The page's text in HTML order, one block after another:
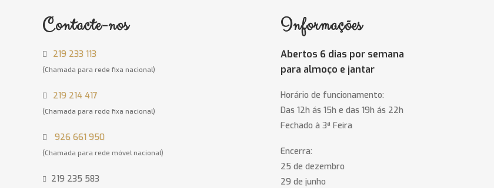
Contacte-nos
219 233 113
(Chamada para rede fixa nacional)
219 214 417
(Chamada para rede fixa nacional)
926 661 950
(Chamada para rede móvel nacional)
219 235 583
Informações
Abertos 6 dias por semana
para almoço e jantar
Horário de funcionamento:
Das 12h ás 15h e das 19h ás 22h
Fechado à 3ª Feira
Encerra:
25 de dezembro
29 de junho